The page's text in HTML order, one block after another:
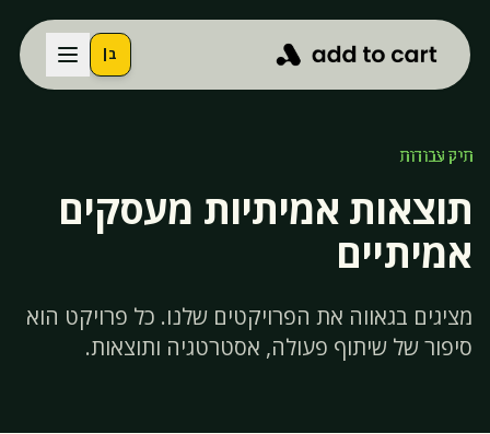
תיק עבודות
תוצאות אמיתיות מעסקים
אמיתיים
מציגים בגאווה את הפרויקטים שלנו. כל פרויקט הוא
סיפור של שיתוף פעולה, אסטרטגיה ותוצאות.